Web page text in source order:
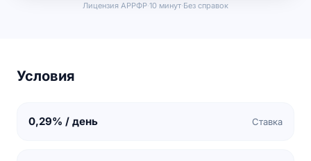
Лицензия АРРФР·10 минут·Без справок
Условия
Ставка
0,29% / день